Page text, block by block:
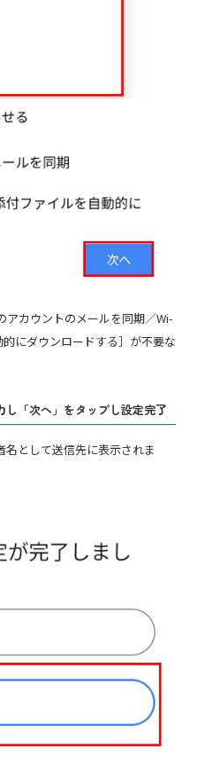
カウントのメールを同期／Wi-
にダウンロードする］が不要な
し「次へ」をタップし設定完了
名として送信先に表示されま